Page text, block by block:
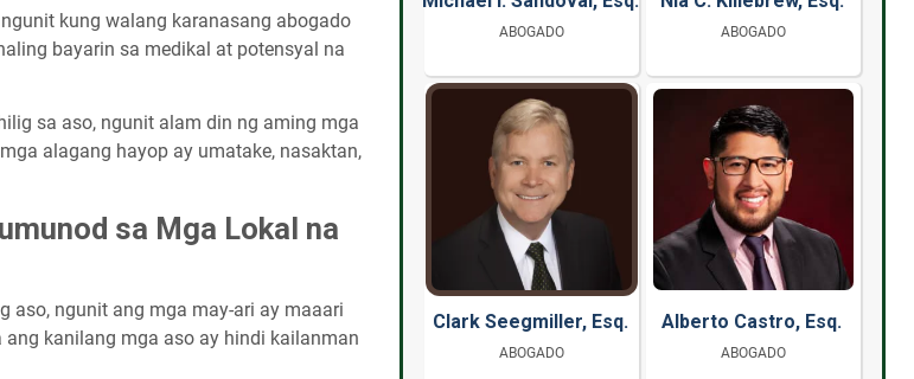
kung walang karanasang abogado
bayarin sa medikal at potensyal na
sa aso, ngunit alam din ng aming mga
alagang hayop ay umatake, nasaktan,
sa Mga Lokal na
aso, ngunit ang mga may-ari ay maaari
kanilang mga aso ay hindi kailanman
ABOGADO ABOGADO
Clark Seegmiller, Esq.
ABOGADO
Alberto Castro, Esq.
ABOGADO